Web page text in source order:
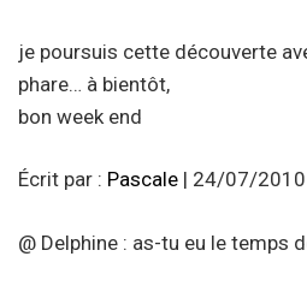
je poursuis cette découverte
phare… à bientôt,
bon week end
Écrit par : Pascale | 24/07/2010
@ Delphine : as-tu eu le temps